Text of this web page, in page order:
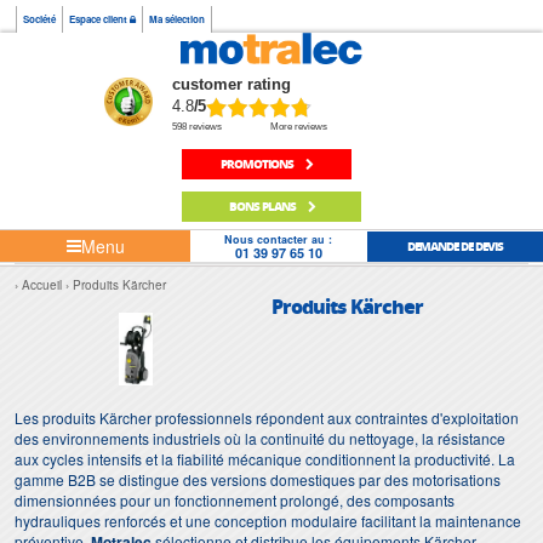
Société Espace client Ma sélection
customer rating
4.8/5
598 reviews More reviews
PROMOTIONS
BONS PLANS
Menu Nous contacter au :
01 39 97 65 10 DEMANDE DE DEVIS
Accueil Produits Kärcher
Produits Kärcher
Les produits Kärcher professionnels répondent aux contraintes d'exploitation
des environnements industriels où la continuité du nettoyage, la résistance
aux cycles intensifs et la fiabilité mécanique conditionnent la productivité. La
gamme B2B se distingue des versions domestiques par des motorisations
dimensionnées pour un fonctionnement prolongé, des composants
hydrauliques renforcés et une conception modulaire facilitant la maintenance